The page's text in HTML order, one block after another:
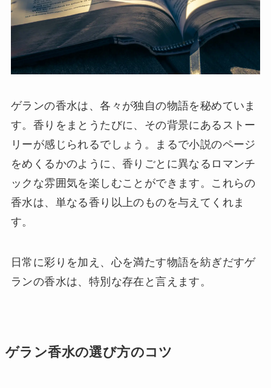
ゲランの香水は、各々が独自の物語を秘めていま
す。香りをまとうたびに、その背景にあるストー
リーが感じられるでしょう。まるで小説のページ
をめくるかのように、香りごとに異なるロマンチ
ックな雰囲気を楽しむことができます。これらの
香水は、単なる香り以上のものを与えてくれま
す。
日常に彩りを加え、心を満たす物語を紡ぎだすゲ
ランの香水は、特別な存在と言えます。
ゲラン香水の選び方のコツ